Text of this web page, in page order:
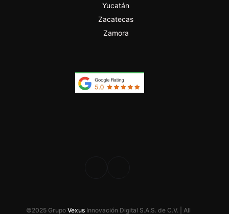
Yucatán
Zacatecas
Zamora
©2025 Grupo Vexus Innovación Digital S.A.S. de C.V. | All